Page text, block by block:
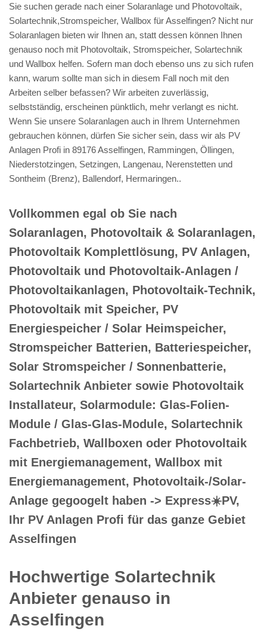
Sie suchen gerade nach einer Solaranlage und Photovoltaik,
Solartechnik,Stromspeicher, Wallbox für Asselfingen? Nicht nur
Solaranlagen bieten wir Ihnen an, statt dessen können Ihnen
genauso noch mit Photovoltaik, Stromspeicher, Solartechnik
und Wallbox helfen. Sofern man doch ebenso uns zu sich rufen
kann, warum sollte man sich in diesem Fall noch mit den
Arbeiten selber befassen? Wir arbeiten zuverlässig,
selbstständig, erscheinen pünktlich, mehr verlangt es nicht.
Wenn Sie unsere Solaranlagen auch in Ihrem Unternehmen
gebrauchen können, dürfen Sie sicher sein, dass wir als PV
Anlagen Profi in 89176 Asselfingen, Rammingen, Öllingen,
Niederstotzingen, Setzingen, Langenau, Nerenstetten und
Sontheim (Brenz), Ballendorf, Hermaringen..
Vollkommen egal ob Sie nach
Solaranlagen, Photovoltaik & Solaranlagen,
Photovoltaik Komplettlösung, PV Anlagen,
Photovoltaik und Photovoltaik-Anlagen /
Photovoltaikanlagen, Photovoltaik-Technik,
Photovoltaik mit Speicher, PV
Energiespeicher / Solar Heimspeicher,
Stromspeicher Batterien, Batteriespeicher,
Solar Stromspeicher / Sonnenbatterie,
Solartechnik Anbieter sowie Photovoltaik
Installateur, Solarmodule: Glas-Folien-
Module / Glas-Glas-Module, Solartechnik
Fachbetrieb, Wallboxen oder Photovoltaik
mit Energiemanagement, Wallbox mit
Energiemanagement, Photovoltaik-/Solar-
Anlage gegoogelt haben -> Express☀️PV️,
Ihr PV Anlagen Profi für das ganze Gebiet
Asselfingen
Hochwertige Solartechnik
Anbieter genauso in
Asselfingen